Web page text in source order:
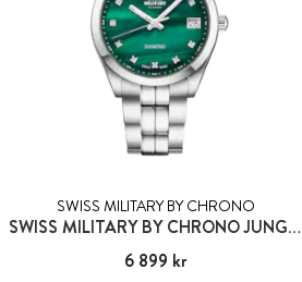
SWISS MILITARY BY CHRONO
SWISS MILITARY BY CHRONO JUNGFRAU
Pris:6 899 kr
6 899 kr